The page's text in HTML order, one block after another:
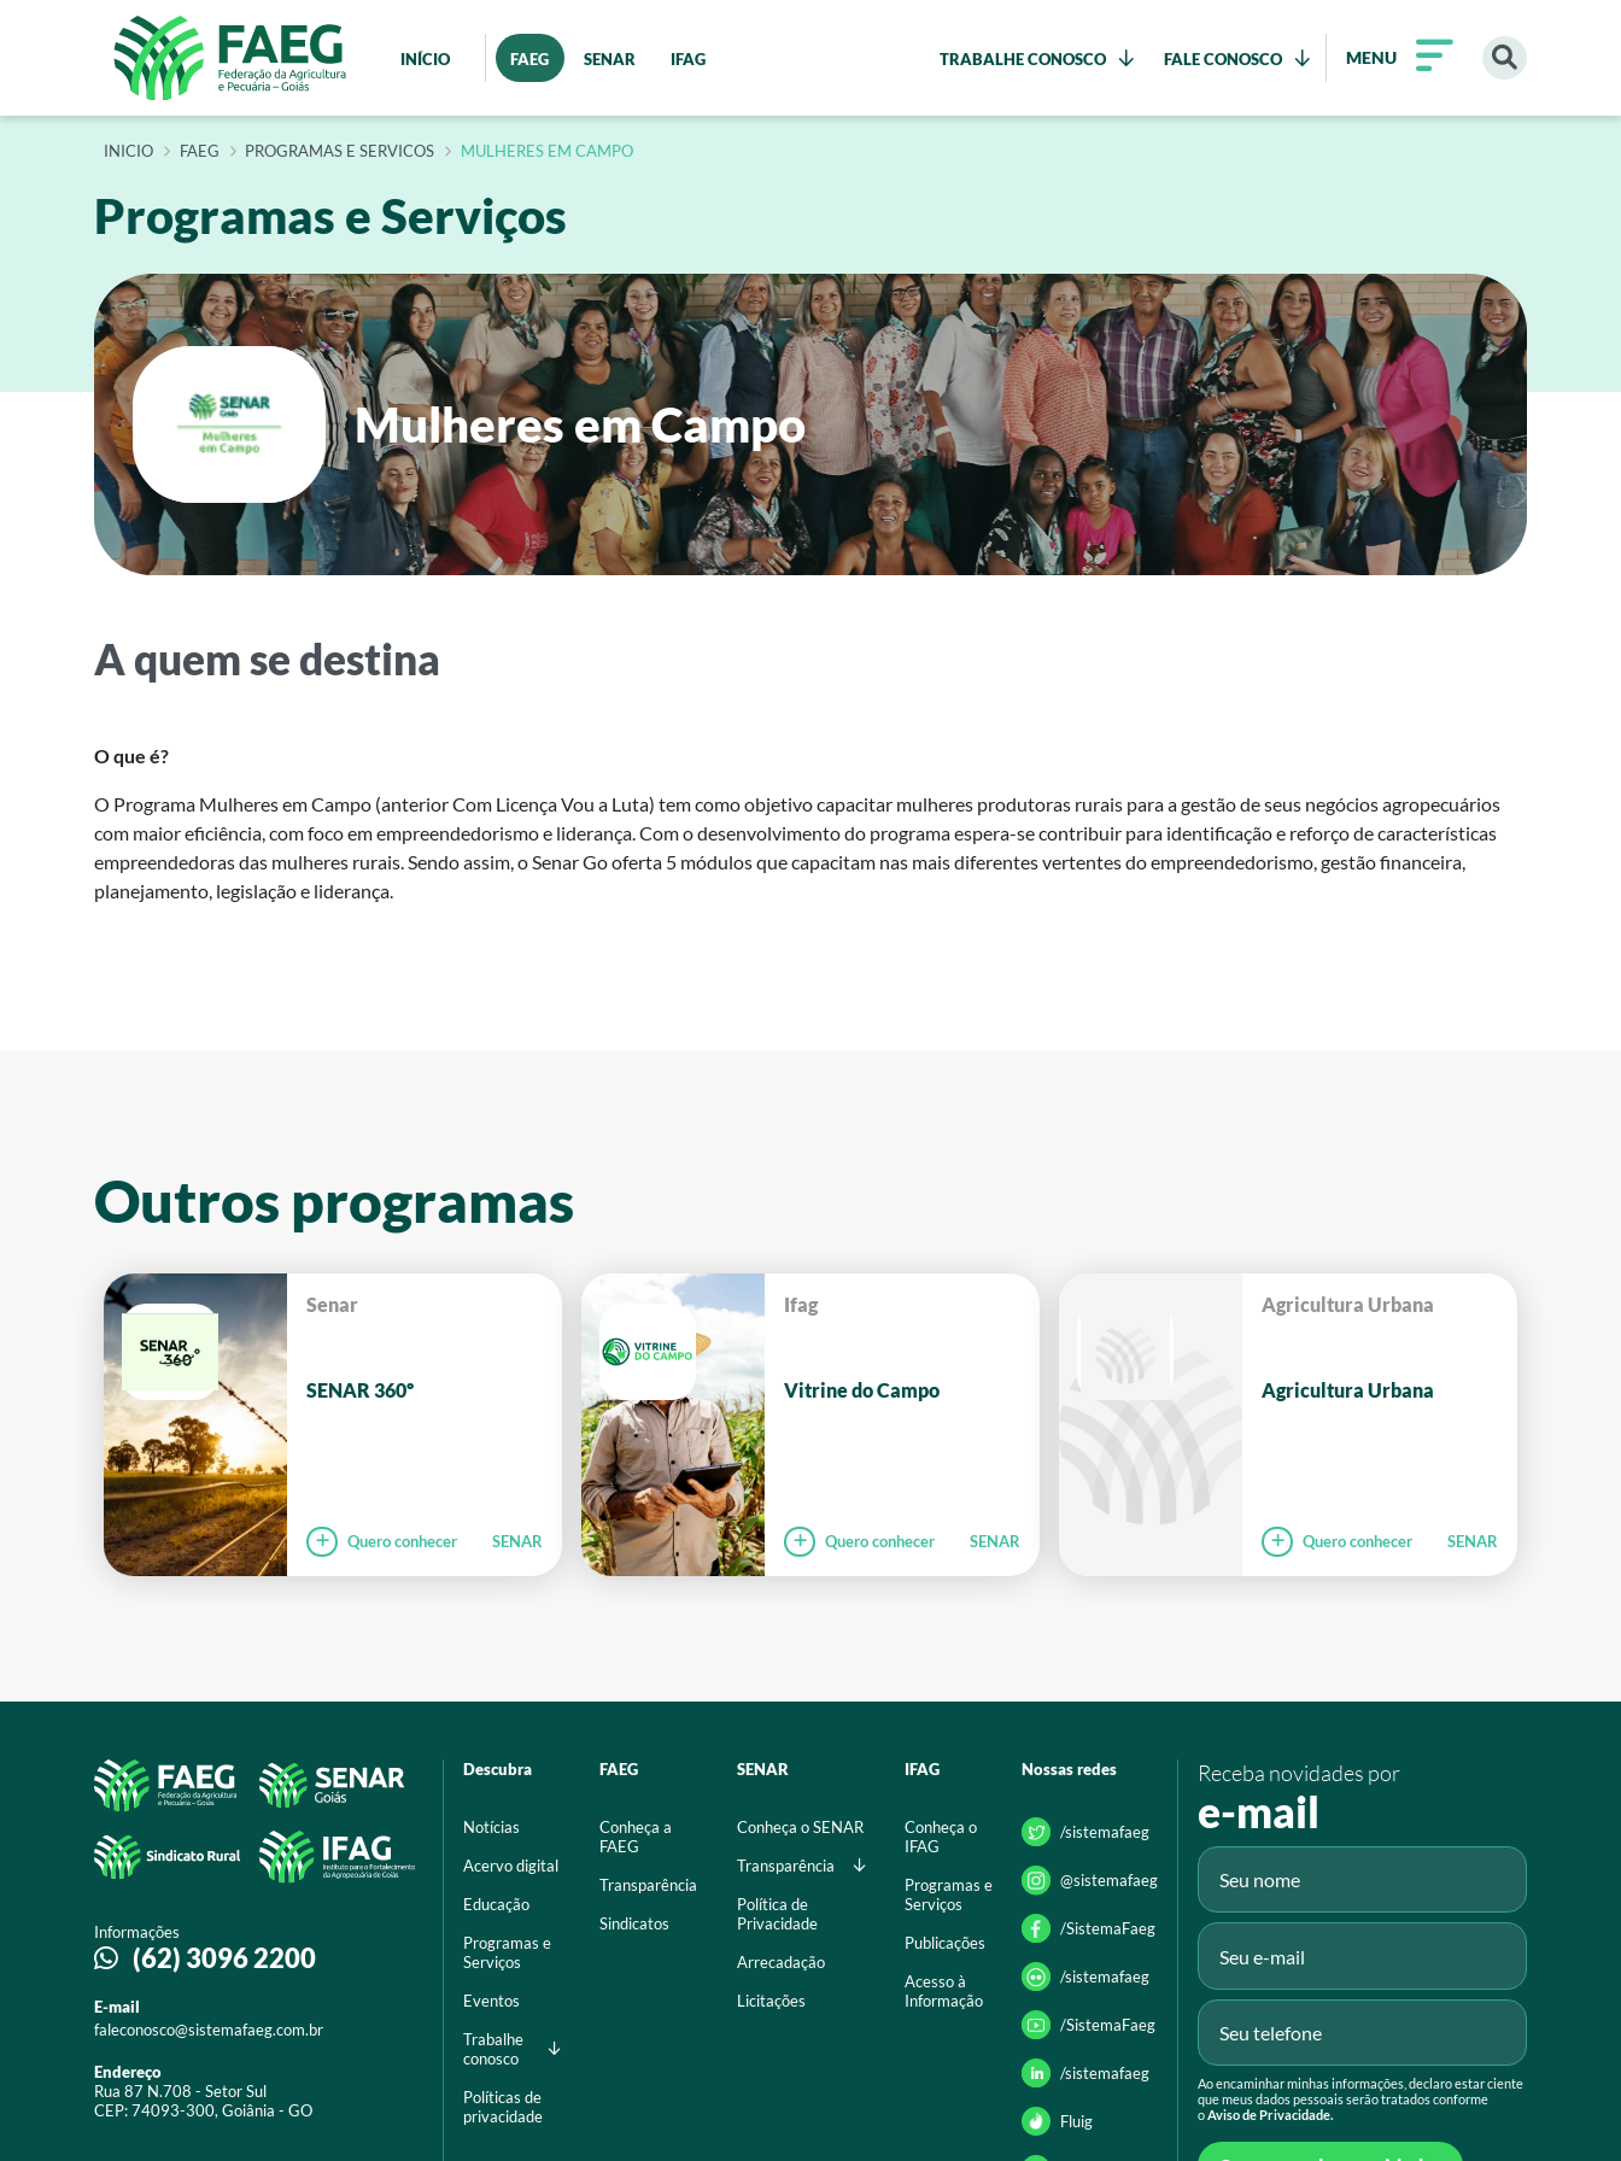
INÍCIO FAEG SENAR IFAG TRABALHE CONOSCO FALE CONOSCO MENU
INÍCIO FAEG PROGRAMAS E SERVICOS MULHERES EM CAMPO
Programas e Serviços
Mulheres em Campo
A quem se destina
O que é?
O Programa Mulheres em Campo (anterior Com Licença Vou a Luta) tem como objetivo capacitar mulheres produtoras rurais para a gestão de seus negócios agropecuários
com maior eficiência, com foco em empreendedorismo e liderança. Com o desenvolvimento do programa espera-se contribuir para identificação e reforço de características
empreendedoras das mulheres rurais. Sendo assim, o Senar Go oferta 5 módulos que capacitam nas mais diferentes vertentes do empreendedorismo, gestão financeira,
planejamento, legislação e liderança.
Outros programas
Senar
SENAR 360º
Quero conhecer SENAR
Ifag
Vitrine do Campo
Quero conhecer SENAR
Agricultura Urbana
Agricultura Urbana
Quero conhecer SENAR
Informações
(62) 3096 2200
E-mail
faleconosco@sistemafaeg.com.br
Endereço
Rua 87 N.708 - Setor Sul
CEP: 74093-300, Goiânia - GO
Descubra
Notícias
Acervo digital
Educação
Programas e
Serviços
Eventos
Trabalhe
conosco
Políticas de
privacidade
FAEG
Conheça a
FAEG
Transparência
Sindicatos
SENAR
Conheça o SENAR
Transparência
Política de
Privacidade
Arrecadação
Licitações
IFAG
Conheça o
IFAG
Programas e
Serviços
Publicações
Acesso à
Informação
Nossas redes
/sistemafaeg
@sistemafaeg
/SistemaFaeg
/sistemafaeg
/SistemaFaeg
/sistemafaeg
Fluig
Receba novidades por
e-mail
Ao encaminhar minhas informações, declaro estar ciente
que meus dados pessoais serão tratados conforme
oAviso de Privacidade.